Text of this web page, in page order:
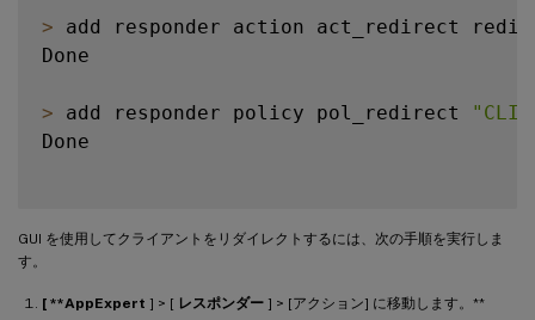
> add responder action act_redirect
Done
> add responder policy pol_redirect
Done
GUI を使用してクライアントをリダイレクトするには、次の手順を実行しま
す。
[ **AppExpert ] > [ レスポンダー ] > [アクション] に移動します。**